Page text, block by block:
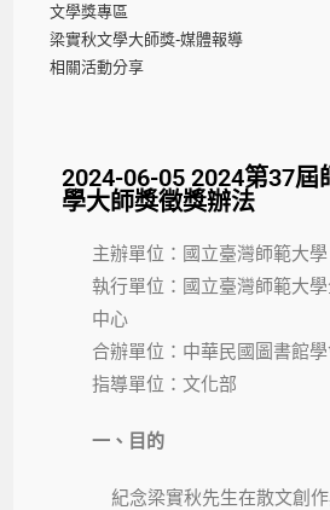
文學獎專區
梁實秋文學大師獎-媒體報導
相關活動分享
2024-06-05 2024第37屆
學大師獎徵獎辦法
主辦單位：國立臺灣師範大學
執行單位：國立臺灣師範大
中心
合辦單位：中華民國圖書館
指導單位：文化部
一、目的
紀念梁實秋先生在散文創